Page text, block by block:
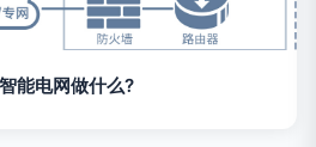
能电网做什么?